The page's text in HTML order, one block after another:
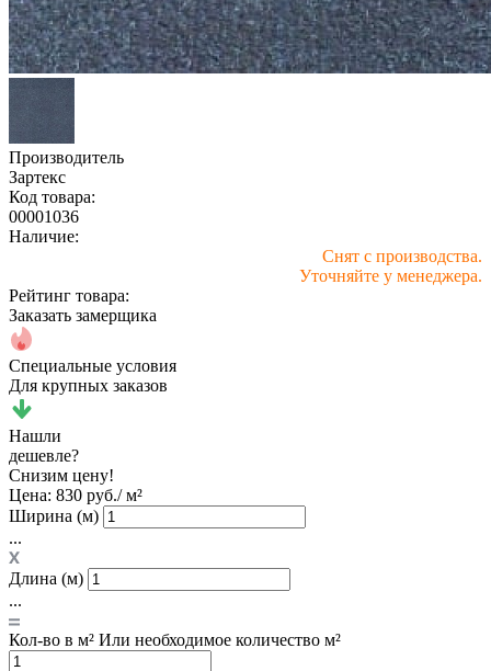
Производитель
Зартекс
Код товара:
00001036
Наличие:
Снят с производства.
Уточняйте у менеджера.
Рейтинг товара:
Заказать замерщика
Специальные условия
Для крупных заказов
Нашли
дешевле?
Снизим цену!
Цена: 830 руб./ м²
Ширина (м)
...
Длина (м)
...
Кол-во в м² Или необходимое количество м²